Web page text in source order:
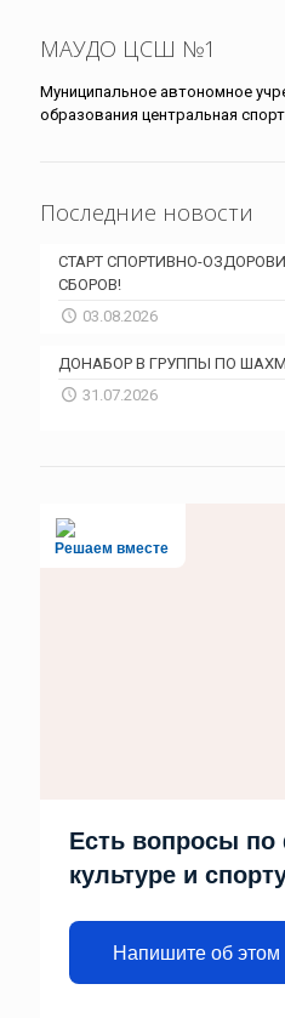
МАУДО ЦСШ №1
Муниципальное автономное
образования центральная
Последние новости
СТАРТ СПОРТИВНО-
СБОРОВ!
03.08.2026
ДОНАБОР В ГРУППЫ ПО
31.07.2026
Решаем вместе
Есть вопросы по
культуре и
Напишите об этом